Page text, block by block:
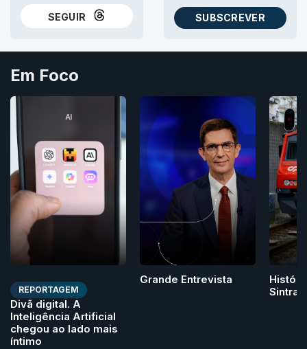
SEGUIR
NO THREADS
SUBSCREVER
AS NEWSLETTERS RTP
Em Foco
REPORTAGEM
Divã digital. A
Inteligência Artificial
chegou ao lado mais
íntimo
Grande Entrevista
Sintra